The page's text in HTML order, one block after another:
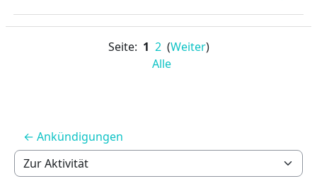
Seite: 1 2(Weiter)
Alle
← Ankündigungen
Zur Aktivität